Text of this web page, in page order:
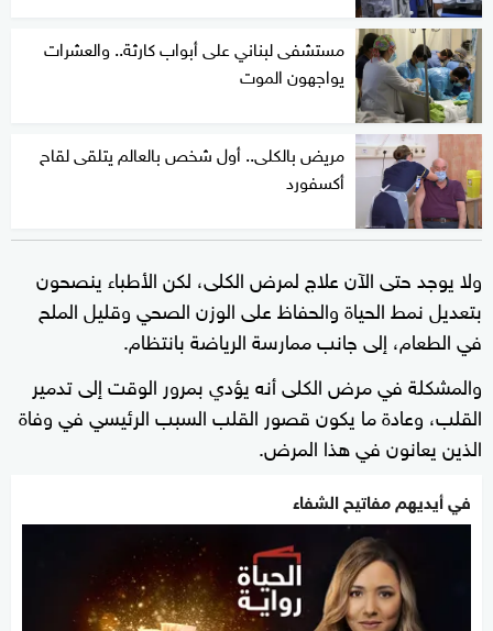
مستشفى لبناني على أبواب كارثة.. والعشرات
يواجهون الموت
مريض بالكلى.. أول شخص بالعالم يتلقى لقاح
أكسفورد
ولا يوجد حتى الآن علاج لمرض الكلى، لكن الأطباء ينصحون
بتعديل نمط الحياة والحفاظ على الوزن الصحي وقليل الملح
في الطعام، إلى جانب ممارسة الرياضة بانتظام.
والمشكلة في مرض الكلى أنه يؤدي بمرور الوقت إلى تدمير
القلب، وعادة ما يكون قصور القلب السبب الرئيسي في وفاة
الذين يعانون في هذا المرض.
في أيديهم مفاتيح الشفاء